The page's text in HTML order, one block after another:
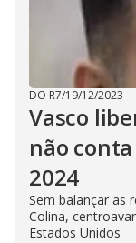
DO R7/19/12/2023
Vasco
não
2024
Sem balançar as
Colina,
Estados Unidos